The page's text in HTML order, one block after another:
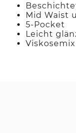
Mid Waist
5-Pocket
Leicht